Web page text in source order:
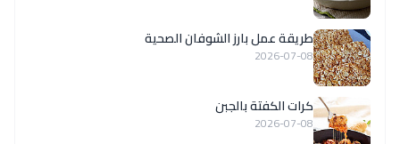
طريقة عمل بارز الشوفان الصحية
2026-07-08
كرات الكفتة بالجبن
2026-07-08